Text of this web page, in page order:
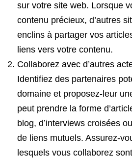
sur votre site web. Lorsque
contenu précieux, d’autres
enclins à partager vos
liens vers votre contenu.
Collaborez avec d’autres
Identifiez des partenaires
domaine et proposez-leur
peut prendre la forme
blog, d’interviews croisées
de liens mutuels. Assurez-
lesquels vous collaborez